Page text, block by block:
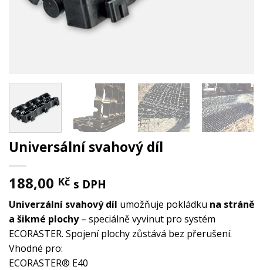
Universální svahový díl
188,00 Kč s DPH
Univerzální svahový díl umožňuje pokládku na stráně
a šikmé plochy– speciálně vyvinut pro systém
ECORASTER. Spojení plochy zůstává bez přerušení.
Vhodné pro:
ECORASTER® E40